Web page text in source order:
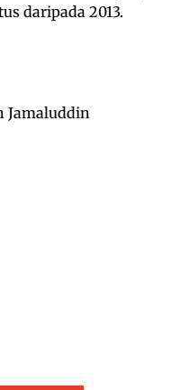
daripada 2013.
Jamaluddin